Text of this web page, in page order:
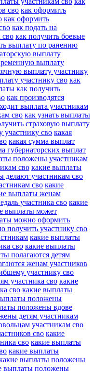
сво как оформить
как оформить
как подать на
сво как получить боевые
выплату по ранению
выплату
выплату
выплату участнику
участнику сво как
как получить
как производятся
выплата участникам
сво как узнать выплаты
страховую выплату
участнику сво какая
какая сумма выплат
губернаторских выплат
положены участникам
сво какие выплаты
делают участникам сво
сво какие
выплаты женам
участника сво какие
выплаты может
можно оформить
получить участнику сво
какие выплаты
сво какие выплаты
полагаются детям
женам участников
участнику сво
участника сво какие
сво какие выплаты
положены
положены вдове
детям участникам
участникам сво
сво какие
сво какие выплаты
какие выплаты
выплаты положены
выплаты положены